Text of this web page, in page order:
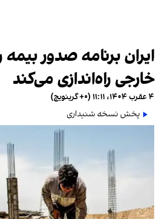
ایران برنامه صدور بیمه
خارجی راه‌اندازی می‌کند
۴ عقرب ۱۴۰۴، ۱۱:۱۱ (‎+۰ گرینویچ)
پخش نسخه شنیداری